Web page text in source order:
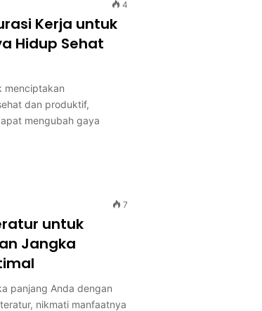
4
Kerja untuk
Hidup Sehat
menciptakan
dan produktif,
mengubah gaya
7
untuk
Jangka
panjang Anda dengan
nikmati manfaatnya